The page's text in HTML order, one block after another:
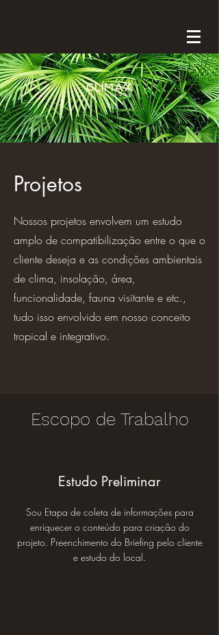
Projetos
Nossos projetos envolvem um estudo
amplo de compatibilização entre o que o
cliente deseja e as condições ambientais
de clima, insolação, área,
funcionalidade, fauna visitante e etc.,
tudo isso envolvido em nosso conceito
tropical e integrativo.
Escopo de Trabalho
Estudo Preliminar
Sou Etapa de coleta de informações para
enriquecer o conteúdo para criação do
projeto. Preenchimento do Briefing pelo cliente
e estudo do local.